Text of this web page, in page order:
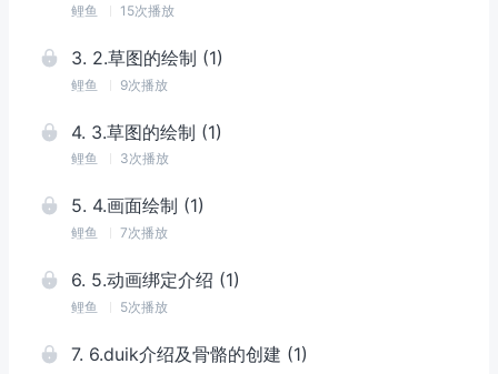
鲤鱼 15次播放
3. 2.草图的绘制 (1)
鲤鱼 9次播放
4. 3.草图的绘制 (1)
鲤鱼 3次播放
5. 4.画面绘制 (1)
鲤鱼 7次播放
6. 5.动画绑定介绍 (1)
鲤鱼 5次播放
7. 6.duik介绍及骨骼的创建 (1)